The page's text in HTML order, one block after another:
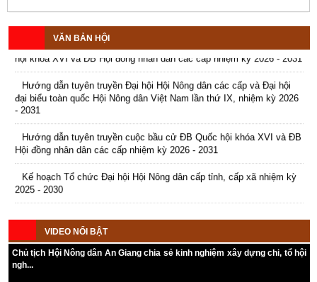
VĂN BẢN HỘI
Kế hoạch tổ chức đợt cao điểm tuyên truyền cuộc bầu cử ĐB Quốc
hội khóa XVI và ĐB Hội đồng nhân dân các cấp nhiệm kỳ 2026 - 2031
đại biểu toàn quốc Hội Nông dân Việt Nam lần thứ IX, nhiệm kỳ 2026
- 2031
Hướng dẫn tuyên truyền cuộc bầu cử ĐB Quốc hội khóa XVI và ĐB
Kế hoạch Tổ chức Đại hội Hội Nông dân cấp tỉnh, cấp xã nhiệm kỳ
2025 - 2030
VIDEO NỔI BẬT
Chủ tịch Hội Nông dân An Giang chia sẻ kinh nghiệm xây dựng chi, tổ hội
ngh...